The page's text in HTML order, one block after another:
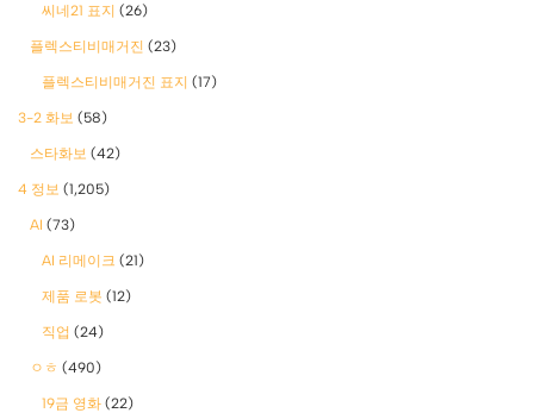
씨네21 표지 (26)
플렉스티비매거진 (23)
플렉스티비매거진 표지 (17)
3-2 화보 (58)
스타화보 (42)
4 정보 (1,205)
AI (73)
AI 리메이크 (21)
제품 로봇 (12)
직업 (24)
ㅇㅎ (490)
19금 영화 (22)